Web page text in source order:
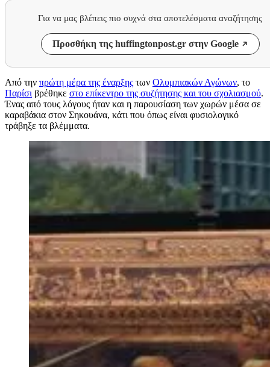
Για να μας βλέπεις πιο συχνά στα αποτελέσματα αναζήτησης
Προσθήκη της huffingtonpost.gr στην Google
Από την πρώτη μέρα της έναρξης των Ολυμπιακών Αγώνων, το
Παρίσι βρέθηκε στο επίκεντρο της συζήτησης και του σχολιασμού.
Ένας από τους λόγους ήταν και η παρουσίαση των χωρών μέσα σε
καραβάκια στον Σηκουάνα, κάτι που όπως είναι φυσιολογικό
τράβηξε τα βλέμματα.